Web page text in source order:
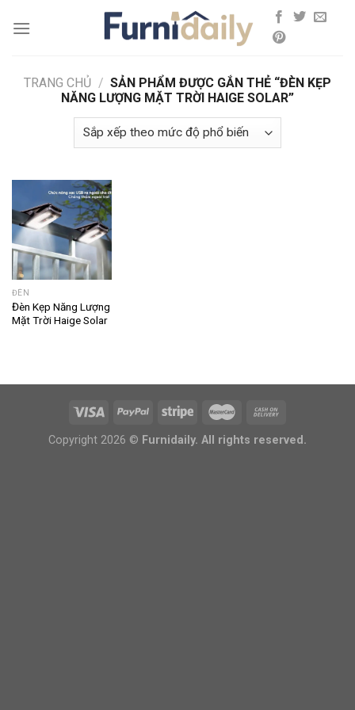
TRANG CHỦ / SẢN PHẨM ĐƯỢC GẮN THẺ “ĐÈN KẸP
NĂNG LƯỢNG MẶT TRỜI HAIGE SOLAR”
ĐÈN
Đèn Kẹp Năng Lượng
Mặt Trời Haige Solar
Copyright 2026 © Furnidaily. All rights reserved.